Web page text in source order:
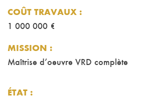
COÛT TRAVAUX :
1 000 000 €
MISSION :
Maîtrise d’oeuvre VRD complète
ÉTAT :